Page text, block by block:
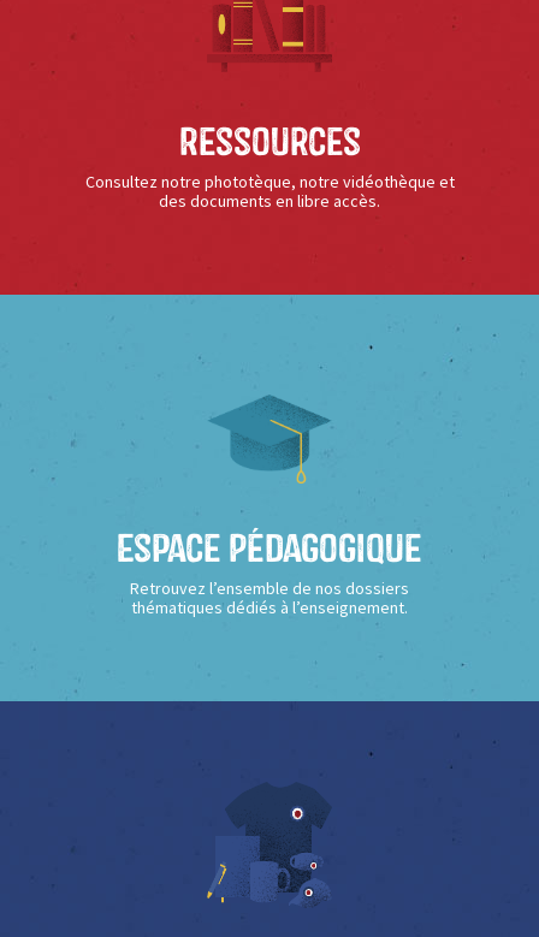
Ressources
Consultez notre phototèque, notre vidéothèque et
des documents en libre accès.
Espace Pédagogique
Retrouvez l’ensemble de nos dossiers
thématiques dédiés à l’enseignement.